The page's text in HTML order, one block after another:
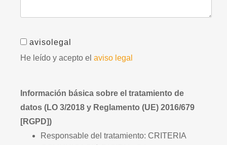
avisolegal
He leído y acepto el aviso legal
Información básica sobre el tratamiento de
datos (LO 3/2018 y Reglamento (UE) 2016/679
[RGPD])
Responsable del tratamiento: CRITERIA